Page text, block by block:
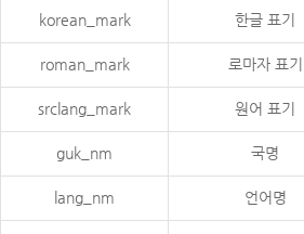
korean_mark 한글 표기
roman_mark 로마자 표기
srclang_mark 원어 표기
guk_nm 국명
lang_nm 언어명